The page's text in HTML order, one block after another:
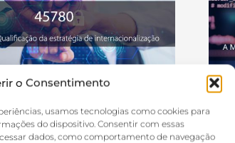
o Consentimento
usamos tecnologias como cookies para
do dispositivo. Consentir com essas
dados, como comportamento de navegação